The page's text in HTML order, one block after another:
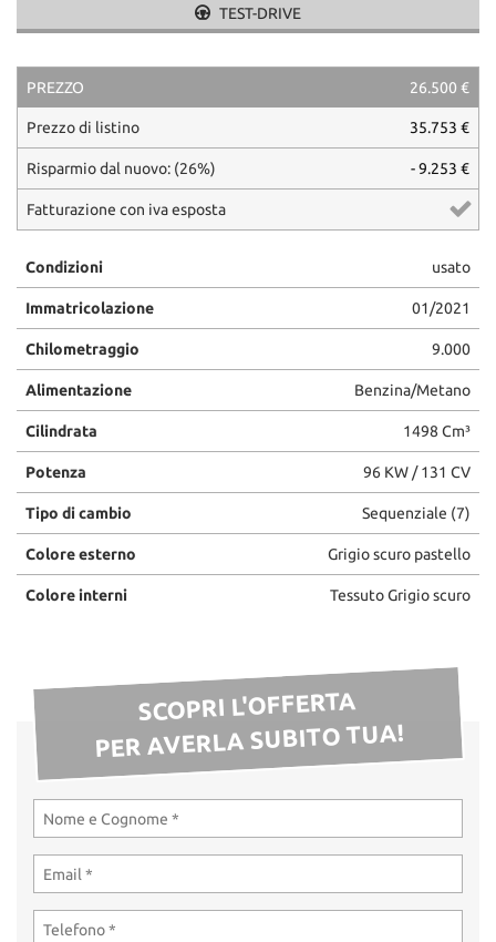
TEST-DRIVE
PREZZO 26.500 €
Prezzo di listino 35.753 €
Risparmio dal nuovo: (26%) - 9.253 €
Fatturazione con iva esposta
Condizioni usato
Immatricolazione 01/2021
Chilometraggio 9.000
Alimentazione Benzina/Metano
Cilindrata 1498 Cm³
Potenza 96 KW / 131 CV
Tipo di cambio Sequenziale (7)
Colore esterno Grigio scuro pastello
Colore interni Tessuto Grigio scuro
SCOPRI L'OFFERTA
PER AVERLA SUBITO TUA!